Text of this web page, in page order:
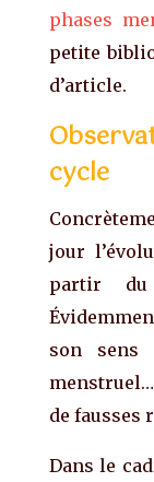
phases
petite
d’article.
cycle
jour
partir du
son sens
de fausses
Dans le